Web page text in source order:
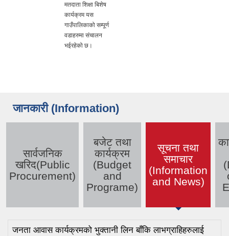
मतदाता शिक्षा बिशेष
कार्यक्रम यस
गाउँपालिकाको सम्पूर्ण
वडाहरुमा संचालन
भईरहेको छ।
जानकारी (Information)
सार्वजनिक
खरिद(Public
Procurement)
बजेट तथा
कार्यक्रम
(Budget
and
Programe)
सूचना तथा
समाचार
(Information
and News)
(active tab)
जनता आवास कार्यक्रमको भुक्तानी लिन बाँकि लाभग्राहिहरुलाई